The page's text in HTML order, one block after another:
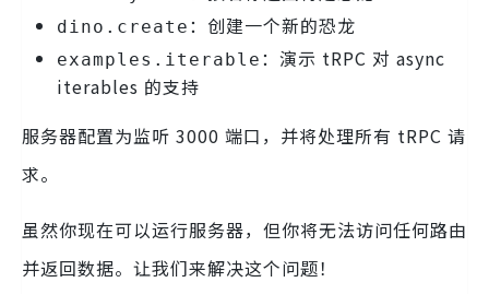
dino.create ：创建一个新的恐龙
examples.iterable ：演示 tRPC 对 async
iterables 的支持
服务器配置为监听 3000 端口，并将处理所有 tRPC 请
求。
虽然你现在可以运行服务器，但你将无法访问任何路由
并返回数据。让我们来解决这个问题！